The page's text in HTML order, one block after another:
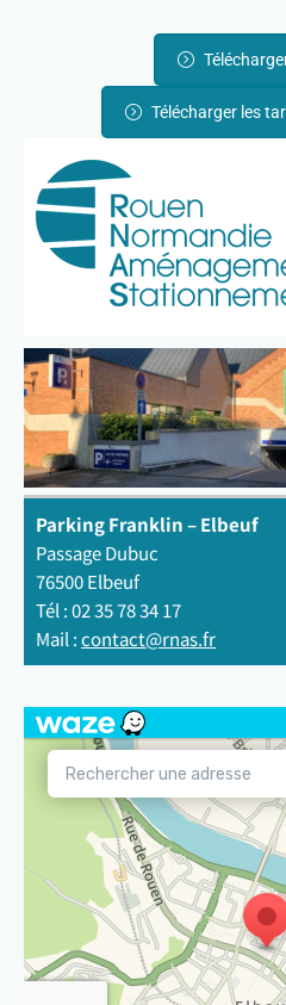
Télécharger les
Parking Franklin – Elbeuf
Passage Dubuc
76500 Elbeuf
Tél : 02 35 78 34 17
Mail :contact@rnas.fr